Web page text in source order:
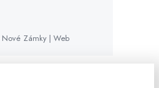
Zámky | Web